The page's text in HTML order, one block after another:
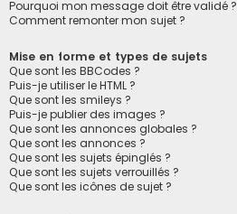
Pourquoi mon message doit être validé ?
Comment remonter mon sujet ?
Mise en forme et types de sujets
Que sont les BBCodes ?
Puis-je utiliser le HTML ?
Que sont les smileys ?
Puis-je publier des images ?
Que sont les annonces globales ?
Que sont les annonces ?
Que sont les sujets épinglés ?
Que sont les sujets verrouillés ?
Que sont les icônes de sujet ?